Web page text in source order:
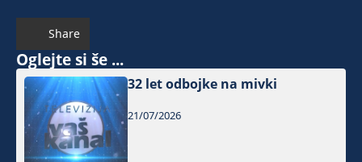
Share
Oglejte si še ...
32 let odbojke na mivki
21/07/2026